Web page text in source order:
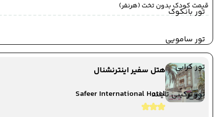
تور بانکوک
تور سامویی
تور کرابی
تور ترکیبی تایلند
قیمت کودک بدون تخت (هرنفر)
هتل سفیر اینترنشنال
Safeer International Hotel